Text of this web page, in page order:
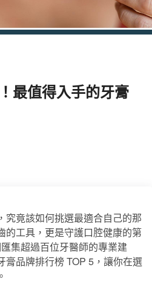
最值得入手的牙膏
究竟該如何挑選最適合自己的那
的工具，更是守護口腔健康的第
集超過百位牙醫師的專業建
膏品牌排行榜 TOP 5，讓你在選